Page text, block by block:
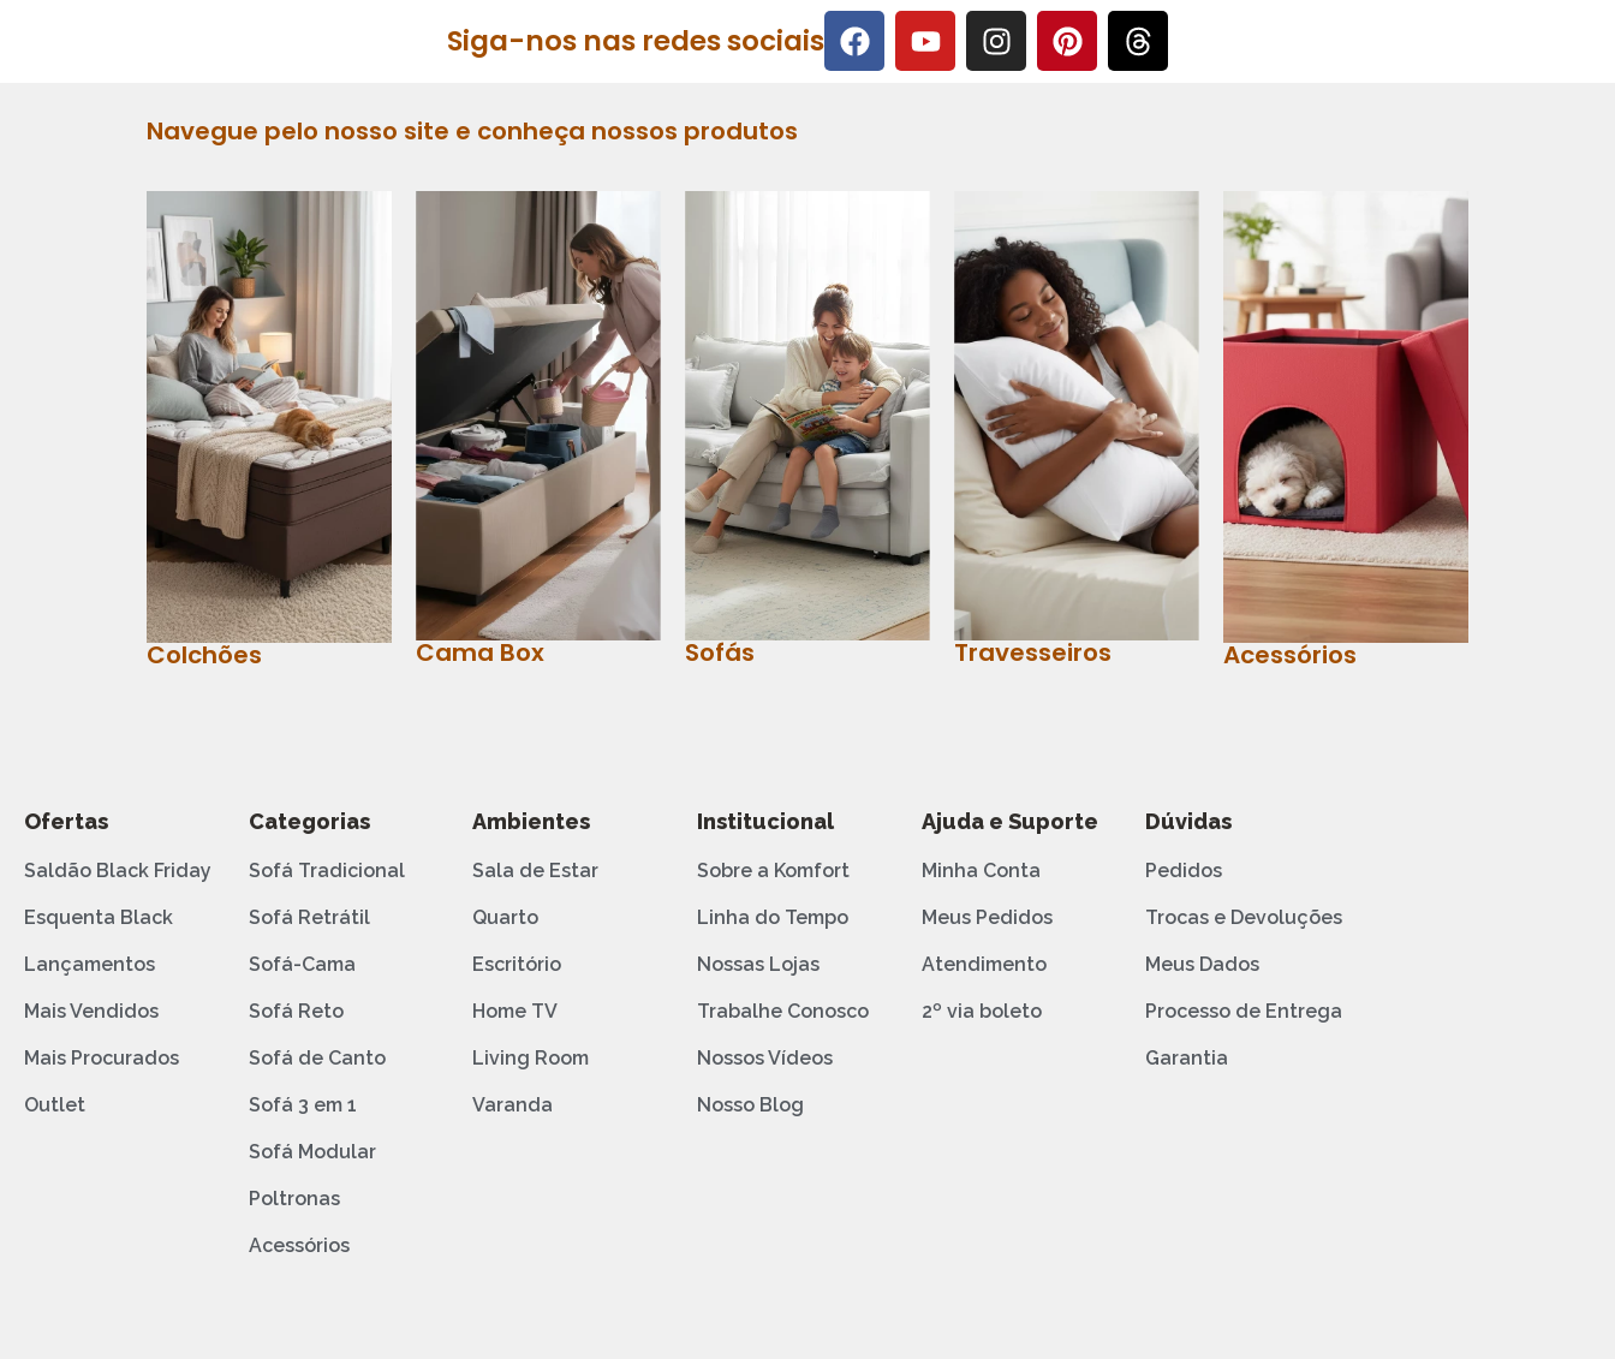
Siga-nos nas redes sociais
Navegue pelo nosso site e conheça nossos produtos
Colchões Cama Box Sofás Travesseiros Acessórios
Ofertas
Saldão Black Friday
Esquenta Black
Lançamentos
Mais Vendidos
Mais Procurados
Outlet
Categorias
Sofá Tradicional
Sofá Retrátil
Sofá-Cama
Sofá Reto
Sofá de Canto
Sofá 3 em 1
Sofá Modular
Poltronas
Acessórios
Ambientes
Sala de Estar
Quarto
Escritório
Home TV
Living Room
Varanda
Institucional
Sobre a Komfort
Linha do Tempo
Nossas Lojas
Trabalhe Conosco
Nossos Vídeos
Nosso Blog
Ajuda e Suporte
Minha Conta
Meus Pedidos
Atendimento
2º via boleto
Dúvidas
Pedidos
Trocas e Devoluções
Meus Dados
Processo de Entrega
Garantia